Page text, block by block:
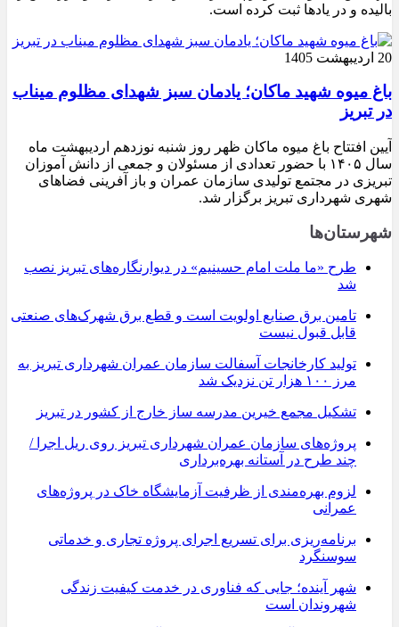
بالیده و در یادها ثبت کرده است.
20 اردیبهشت 1405
باغ میوه شهید ماکان؛ یادمان سبز شهدای مظلوم میناب
در تبریز
آیین افتتاح باغ میوه ماکان ظهر روز شنبه نوزدهم اردیبهشت ماه
سال ۱۴۰۵ با حضور تعدادی از مسئولان و جمعی از دانش آموزان
تبریزی در مجتمع تولیدی سازمان عمران و باز آفرینی فضاهای
شهری شهرداری تبریز برگزار شد.
شهرستان‌ها
طرح «ما ملت امام حسینیم» در دیوارنگاره‌های تبریز نصب
شد
تامین برق صنایع اولویت است و قطع برق شهرک‌های صنعتی
قابل قبول نیست
تولید کارخانجات آسفالت سازمان عمران شهرداری تبریز به
مرز ۱۰۰ هزار تن نزدیک شد
تشکیل مجمع خیرین مدرسه ‌ساز خارج از کشور در تبریز
پروژه‌های سازمان عمران شهرداری تبریز روی ریل اجرا /
چند طرح در آستانه بهره‌برداری
لزوم بهره‌مندی از ظرفیت آزمایشگاه خاک در پروژه‌های
عمرانی
برنامه‌ریزی برای تسریع اجرای پروژه تجاری و خدماتی
سوسنگرد
شهر آینده؛ جایی که فناوری در خدمت کیفیت زندگی
شهروندان است